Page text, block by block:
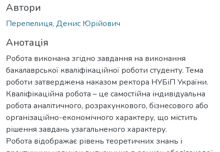
Автори
Перепелиця, Денис Юрійович
Анотація
Робота виконана згідно завдання на виконання
бакалаврської кваліфікаційної роботи студенту. Тема
роботи затверджена наказом ректора НУБіП України.
Кваліфікаційна робота – це самостійна індивідуальна
робота аналітичного, розрахункового, бізнесового або
організаційно-економічного характеру, що містить
рішення завдань узагальненого характеру.
Робота відображає рівень теоретичних знань і